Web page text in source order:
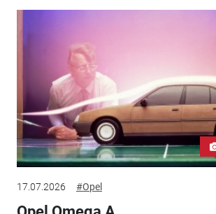
17.07.2026 #Opel